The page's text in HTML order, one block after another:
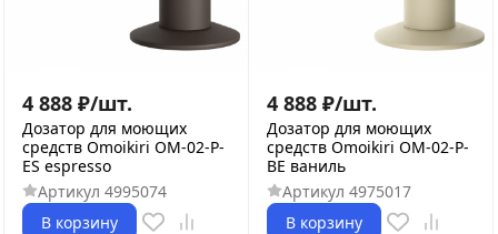
4 888 ₽/шт.
Дозатор для моющих
средств Omoikiri OM-02-P-
ES espresso
Артикул 4995074
В корзину
4 888 ₽/шт.
Дозатор для моющих
средств Omoikiri OM-02-P-
BE ваниль
Артикул 4975017
В корзину